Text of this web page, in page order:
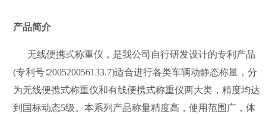
产品简介
无线便携式称重仪，是我公司自行研发设计的专利产品
(专利号∶200520056133.7)适合进行各类车辆动静态称量，分
为无线便携式称重仪和有线便携式称重仪两大类，精度均达
到国标动态5级。本系列产品称量精度高，使用范围广，体